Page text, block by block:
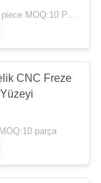
55
US$0.6-US$0.8 per piece MOQ:10 PARÇA
CNC Freze
parça